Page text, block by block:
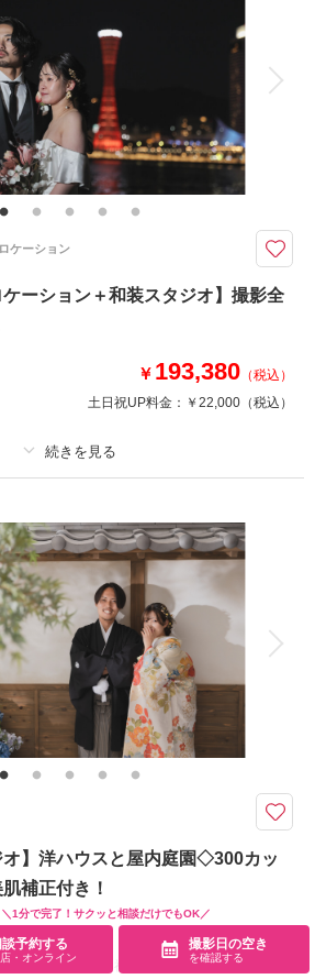
データ 150 カット 台紙付写真
会食
家族用衣装レンタル ペットと撮影
その他含むもの
データ付き、写真台紙も一冊ついてくる！
本庭園や公園など。
望に合わせてスタッフが丁寧にご案内いたしま
結婚写真を撮りたい方に選んでいただきたいプ
撮影場所： 相楽園
ン
撮影日の空き
を確認する
ケーション
ケーション＋和装スタジオ】撮影全
￥ 193,380 （税込）
土日祝UP料金： ￥22,000 （税込）
新婦衣装2着 新郎衣装2着
ヘアメイク 小物一式
データ 300 カット 台紙付写真
会食
家族用衣装レンタル ペットと撮影
！
ーションとスタジオが叶う！！
ン を確認する
オ】洋ハウスと屋内庭園◇300カッ
補正付き！
188,100（税込）
￥11,000（税込）
＼1分で完了！サクッと相談だけでもOK／
予約する
・オンライン
撮影日の空き
を確認する